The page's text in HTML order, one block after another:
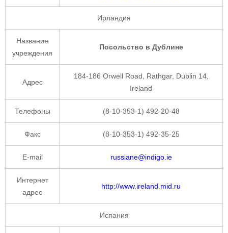
Ирландия
Название
учреждения
Посольство в Дублине
Адрес
184-186 Orwell Road, Rathgar, Dublin 14,
Ireland
Телефоны (8-10-353-1) 492-20-48
Факс (8-10-353-1) 492-35-25
E-mail russiane@indigo.ie
Интернет
адрес
http://www.ireland.mid.ru
Испания